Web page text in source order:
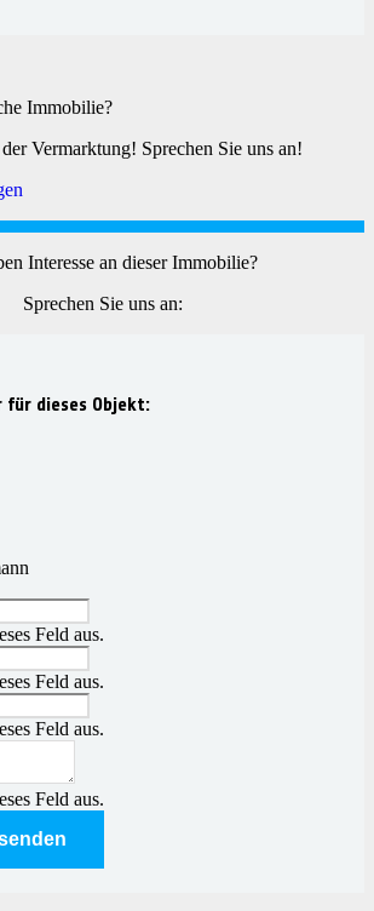
Immobilie?
Vermarktung! Sprechen Sie uns an!
Interesse an dieser Immobilie?
Sprechen Sie uns an:
für dieses Objekt:
Feld aus.
Feld aus.
Feld aus.
Feld aus.